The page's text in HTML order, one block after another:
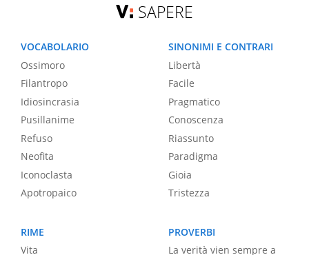
SAPERE
VOCABOLARIO
Ossimoro
Filantropo
Idiosincrasia
Pusillanime
Refuso
Neofita
Iconoclasta
Apotropaico
SINONIMI E CONTRARI
Libertà
Facile
Pragmatico
Conoscenza
Riassunto
Paradigma
Gioia
Tristezza
RIME
Vita
PROVERBI
La verità vien sempre a